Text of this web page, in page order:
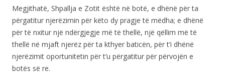
Megjithatë, Shpallja e Zotit është në botë, e dhënë për ta
përgatitur njerëzimin për këto dy pragje të mëdha; e dhënë
për të nxitur një ndërgjegje më të thellë, një qëllim më të
thellë në mjaft njerëz për ta kthyer baticën, për t’i dhënë
njerëzimit oportunitetin për t’u përgatitur për përvojën e
botës së re.